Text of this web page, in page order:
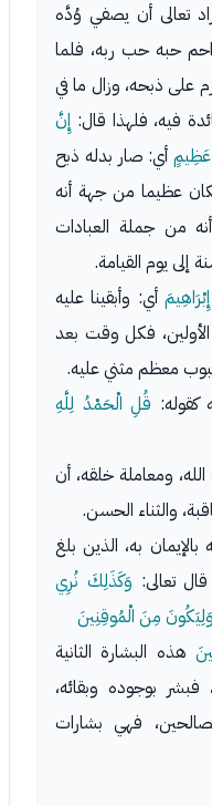
تعالى أن يصفي وُدَّه
حبه حب ربه، فلما
على ذبحه، وزال ما في
فيه، فلهذا قال: إِنَّ
عَظِيمٍأي: صار بدله ذبح
عظيما من جهة أنه
من جملة العبادات
إلى يوم القيامة.
أي: وأبقينا عليه
الأولين، فكل وقت بعد
معظم مثني عليه.
كقوله: قُلِ الْحَمْدُ لِلَّهِ
ومعاملة خلقه، أن
والثناء الحسن.
بالإيمان به، الذين بلغ
تعالى: وَكَذَلِكَ نُرِي
مِنَ الْمُوقِنِينَ
هذه البشارة الثانية
بوجوده وبقائه،
فهي بشارات